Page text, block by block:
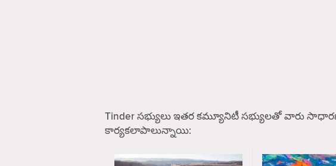
Tinder సభ్యులు ఇతర కమ్యూనిటీ సభ్యులతో వారు
కార్యకలాపాలున్నాయి: